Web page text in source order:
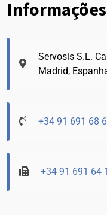
Servosis S.L.
Madrid,
+34 91 691 68
+34 91 691 64